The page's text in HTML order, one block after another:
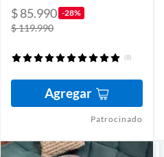
$ 85.990 -28%
$ 119.990
(8)
Agregar
Patrocinado